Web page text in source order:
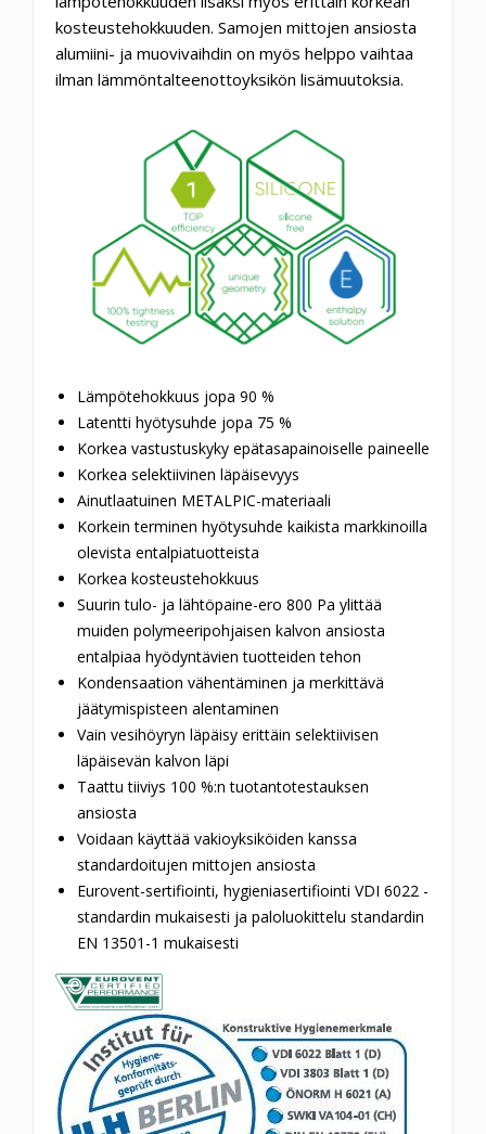
kosteustehokkuuden. Samojen mittojen ansiosta
alumiini- ja muovivaihdin on myös helppo vaihtaa
ilman lämmöntalteenottoyksikön lisämuutoksia.
Lämpötehokkuus jopa 90 %
Latentti hyötysuhde jopa 75 %
Korkea vastustuskyky epätasapainoiselle paineelle
Korkea selektiivinen läpäisevyys
Ainutlaatuinen METALPIC-materiaali
Korkein terminen hyötysuhde kaikista markkinoilla
olevista entalpiatuotteista
Korkea kosteustehokkuus
Suurin tulo- ja lähtöpaine-ero 800 Pa ylittää
muiden polymeeripohjaisen kalvon ansiosta
entalpiaa hyödyntävien tuotteiden tehon
Kondensaation vähentäminen ja merkittävä
jäätymispisteen alentaminen
Vain vesihöyryn läpäisy erittäin selektiivisen
läpäisevän kalvon läpi
Taattu tiiviys 100 %:n tuotantotestauksen
ansiosta
Voidaan käyttää vakioyksiköiden kanssa
standardoitujen mittojen ansiosta
Eurovent-sertifiointi, hygieniasertifiointi VDI 6022 -
standardin mukaisesti ja paloluokittelu standardin
EN 13501-1 mukaisesti